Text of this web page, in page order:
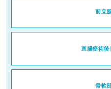
前立
直腸癌術後
骨軟